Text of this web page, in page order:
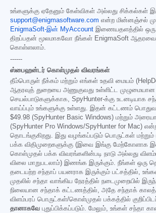
உங்களுக்கு ஏதேனும் கேள்விகள் அல்லது சிக்கல்கள்
support@enigmasoftware.com என்ற மின்னஞ்சல்
EnigmaSoft-இன் MyAccount இணையதளத்தில் ஒரு
திறப்பதன் மூலமாகவோ நீங்கள் EnigmaSoft
கொள்ளலாம்.
------
ஸ்பைஹன்டர் கொள்முதல் விவரங்கள்
தீம்பொருள் நீக்கம் மற்றும் எங்கள் உதவி மையம்
ஆதரவுத் துறையை அணுகுவது உள்ளிட்ட முழுமையான
செயல்பாடுகளுக்காக, SpyHunter-க்கு உடனடியாக
வாய்ப்பும் உங்களுக்கு உள்ளது. இதன் கட்டணம்
$49.98 (SpyHunter Basic Windows) மற்றும்
(SpyHunter Pro Windows/SpyHunter for Mac)
தொடங்குகிறது. இது வழங்கப்படும் பொருட்கள்
பக்க விதிமுறைகளுக்கு (இவை இங்கு
கொள்முதல் பக்க விவரங்களின்படி நாடு அல்லது
விலை மாறுபடலாம்) இணங்க இருக்கும். நீங்கள் ஒரு
தடையற்ற சந்தாப் பயனராக இருக்கும் பட்சத்தில்,
முதலில் சந்தா வாங்கிய நேரத்தில் நடைமுறையில்
நிலையான சந்தாக் கட்டணத்தில், அதே சந்தாக்
விளம்பரப் பொருட்கள்/கொள்முதல் பக்கத்தில்
தானாகவே புதுப்பிக்கப்படும். மேலும், உங்கள் சந்தா